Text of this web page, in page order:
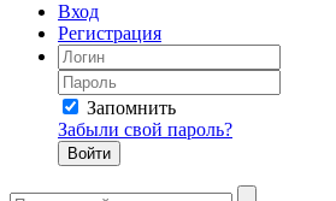
Вход
Регистрация
Запомнить
Забыли свой пароль?